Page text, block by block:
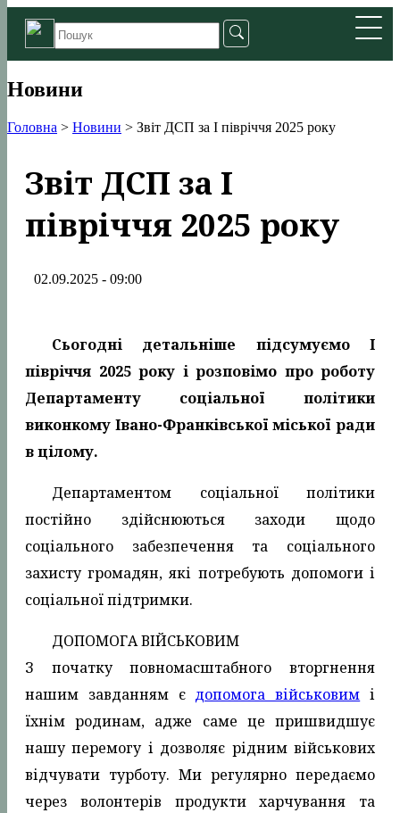
Новини
Головна > Новини > Звіт ДСП за І півріччя 2025 року
Звіт ДСП за І
півріччя 2025 року
02.09.2025 - 09:00
Сьогодні детальніше підсумуємо І
півріччя 2025 року і розповімо про роботу
Департаменту соціальної політики
виконкому Івано-Франківської міської ради
в цілому.
Департаментом соціальної політики
постійно здійснюються заходи щодо
соціального забезпечення та соціального
захисту громадян, які потребують допомоги і
соціальної підтримки.
ДОПОМОГА ВІЙСЬКОВИМ
З початку повномасштабного вторгнення
нашим завданням є допомога військовим і
їхнім родинам, адже саме це пришвидшує
нашу перемогу і дозволяє рідним військових
відчувати турботу. Ми регулярно передаємо
через волонтерів продукти харчування та